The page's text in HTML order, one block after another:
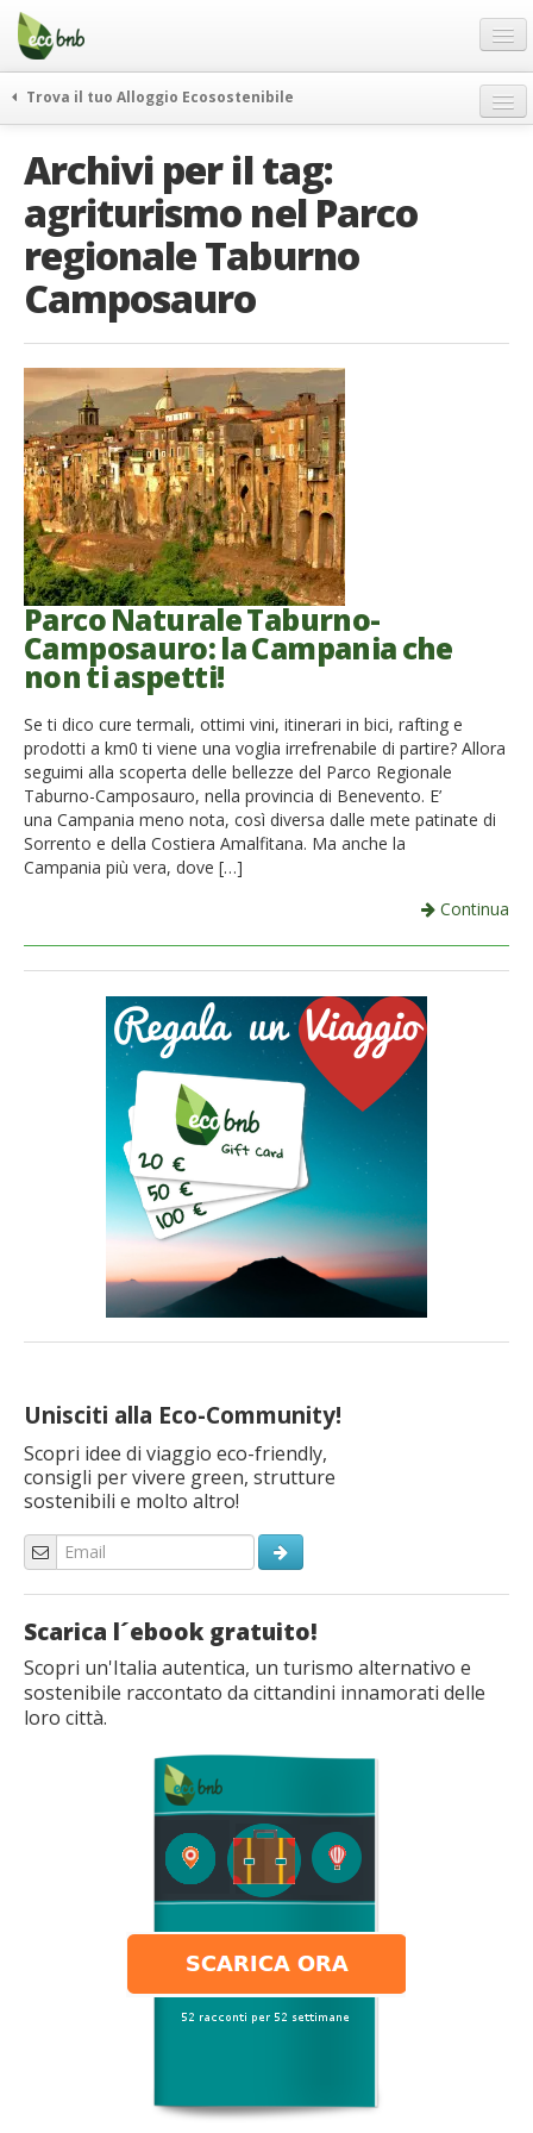
Menu
Salta
contenuto
Offerte Speciali
Regali
FAQ
Chi Siamo
Partner
Italiano
German
English
Spanish
French
Italiano
Trova il tuo Alloggio Ecosostenibile
itinerari
curiosità
vivere e viaggiare verde
news ed eventi
ecohotel
Archivi per il tag:
agriturismo nel Parco
regionale Taburno
Camposauro
Parco Naturale Taburno-
Camposauro: la Campania che
non ti aspetti!
Se ti dico cure termali, ottimi vini, itinerari in bici, rafting e
prodotti a km0 ti viene una voglia irrefrenabile di partire? Allora
seguimi alla scoperta delle bellezze del Parco Regionale
Taburno-Camposauro, nella provincia di Benevento. E’
una Campania meno nota, così diversa dalle mete patinate di
Sorrento e della Costiera Amalfitana. Ma anche la
Campania più vera, dove […]
Continua
Unisciti alla Eco-Community!
Scopri idee di viaggio eco-friendly,
consigli per vivere green, strutture
sostenibili e molto altro!
Scarica l´ebook gratuito!
Scopri un'Italia autentica, un turismo alternativo e
sostenibile raccontato da cittandini innamorati delle
loro città.